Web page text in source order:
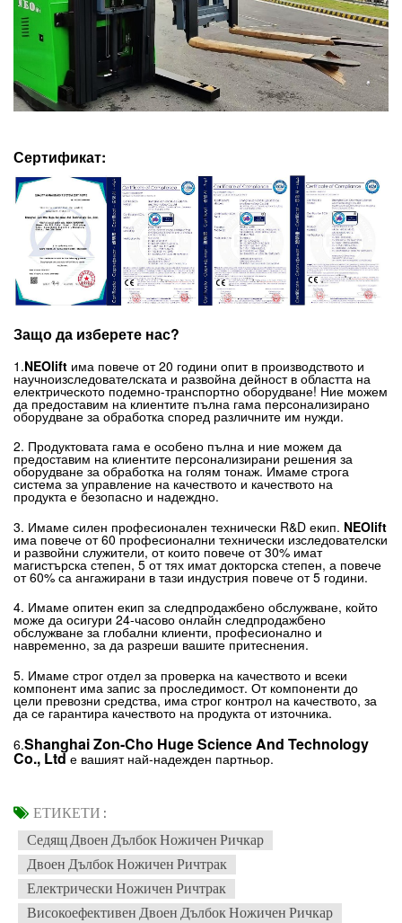
Сертификат:
Защо да изберете нас?
1.NEOlift има повече от 20 години опит в производството и
научноизследователската и развойна дейност в областта на
електрическото подемно-транспортно оборудване! Ние можем
да предоставим на клиентите пълна гама персонализирано
оборудване за обработка според различните им нужди.
2. Продуктовата гама е особено пълна и ние можем да
предоставим на клиентите персонализирани решения за
оборудване за обработка на голям тонаж. Имаме строга
система за управление на качеството и качеството на
продукта е безопасно и надеждно.
3. Имаме силен професионален технически R&D екип. NEOlift
има повече от 60 професионални технически изследователски
и развойни служители, от които повече от 30% имат
магистърска степен, 5 от тях имат докторска степен, а повече
от 60% са ангажирани в тази индустрия повече от 5 години.
4. Имаме опитен екип за следпродажбено обслужване, който
може да осигури 24-часово онлайн следпродажбено
обслужване за глобални клиенти, професионално и
навременно, за да разреши вашите притеснения.
5. Имаме строг отдел за проверка на качеството и всеки
компонент има запис за проследимост. От компоненти до
цели превозни средства, има строг контрол на качеството, за
да се гарантира качеството на продукта от източника.
6.Shanghai Zon-Cho Huge Science And Technology
Co., Ltd е вашият най-надежден партньор.
ЕТИКЕТИ :
Седящ Двоен Дълбок Ножичен Ричкар
Двоен Дълбок Ножичен Ричтрак
Електрически Ножичен Ричтрак
Високоефективен Двоен Дълбок Ножичен Ричкар